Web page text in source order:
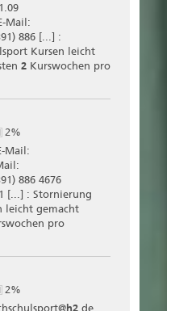
Mail:
886 [...] :
Kursen leicht
2 Kurswochen pro
2%
Mail:
886 4676
[...] : Stornierung
leicht gemacht
pro
2%
h2.de